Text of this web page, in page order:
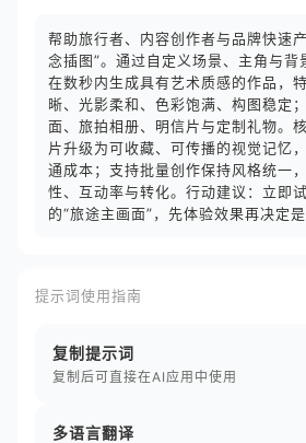
帮助旅行者、内容创作者与品牌快速
念插图”。通过自定义场景、主角与背
在数秒内生成具有艺术质感的作品，
晰、光影柔和、色彩饱满、构图稳定
面、旅拍相册、明信片与定制礼物。
片升级为可收藏、可传播的视觉记忆
通成本；支持批量创作保持风格统一
性、互动率与转化。行动建议：立即
的“旅途主画面”，先体验效果再决定是
提示词使用指南
复制提示词
复制后可直接在AI应用中使用
多语言翻译